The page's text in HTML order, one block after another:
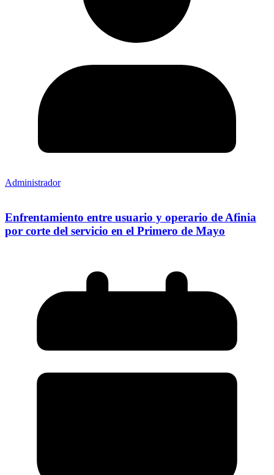
Administrador
Enfrentamiento entre usuario y operario de Afinia
por corte del servicio en el Primero de Mayo